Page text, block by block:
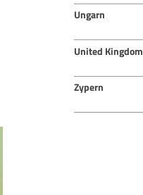
Ungarn
United Kingdom
Zypern